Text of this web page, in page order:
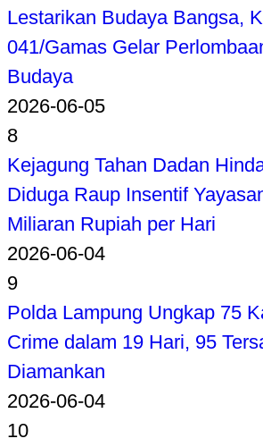
Lestarikan Budaya Bangsa,
041/Gamas Gelar
Budaya
2026-06-05
8
Kejagung Tahan Dadan
Diduga Raup Insentif
Miliaran Rupiah per Hari
2026-06-04
9
Polda Lampung Ungkap 75
Crime dalam 19 Hari, 95
Diamankan
2026-06-04
10